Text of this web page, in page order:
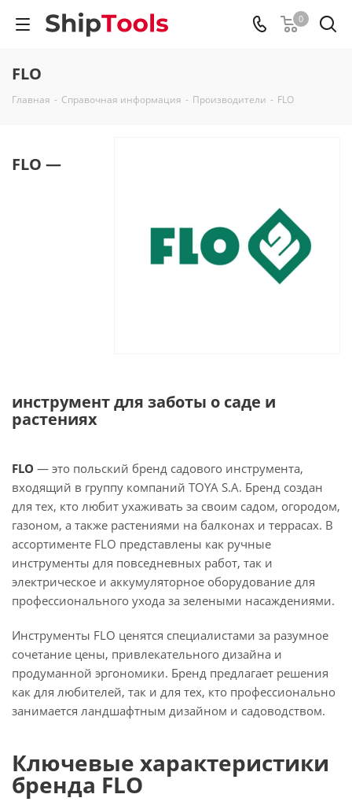
0
FLO
Главная - Справочная информация - Производители - FLO
FLO —
инструмент для заботы о саде и
растениях
FLO — это польский бренд садового инструмента,
входящий в группу компаний TOYA S.A. Бренд создан
для тех, кто любит ухаживать за своим садом, огородом,
газоном, а также растениями на балконах и террасах. В
ассортименте FLO представлены как ручные
инструменты для повседневных работ, так и
электрическое и аккумуляторное оборудование для
профессионального ухода за зелеными насаждениями.
Инструменты FLO ценятся специалистами за разумное
сочетание цены, привлекательного дизайна и
продуманной эргономики. Бренд предлагает решения
как для любителей, так и для тех, кто профессионально
занимается ландшафтным дизайном и садоводством.
Ключевые характеристики
бренда FLO